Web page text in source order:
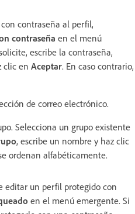
contraseña al perfil,
contraseña en el menú
escribe la contraseña,
clic en Aceptar. En caso contrario,
de correo electrónico.
Selecciona un grupo existente
, escribe un nombre y haz clic
ordenan alfabéticamente.
editar un perfil protegido con
en el menú emergente. Si